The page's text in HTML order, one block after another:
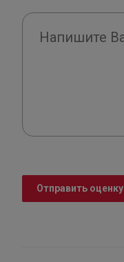
Отправить оценку